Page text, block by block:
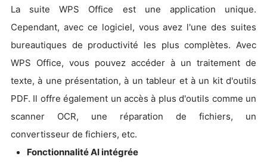
La suite WPS Office est une application unique.
Cependant, avec ce logiciel, vous avez l'une des suites
bureautiques de productivité les plus complètes. Avec
WPS Office, vous pouvez accéder à un traitement de
texte, à une présentation, à un tableur et à un kit d'outils
PDF. Il offre également un accès à plus d'outils comme un
scanner OCR, une réparation de fichiers, un
convertisseur de fichiers, etc.
Fonctionnalité AI intégrée